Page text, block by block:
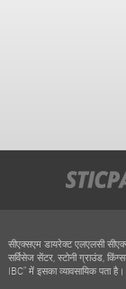
सीएक्सएम डायरेक्ट एलएलसी
सर्विसेज सेंटर, स्टोनी ग्राउंड,
IBC" में इसका व्यावसायिक पता है।